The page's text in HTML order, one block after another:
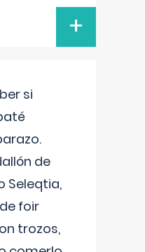
+
si
de
Seleqtia,
foir
trozos,